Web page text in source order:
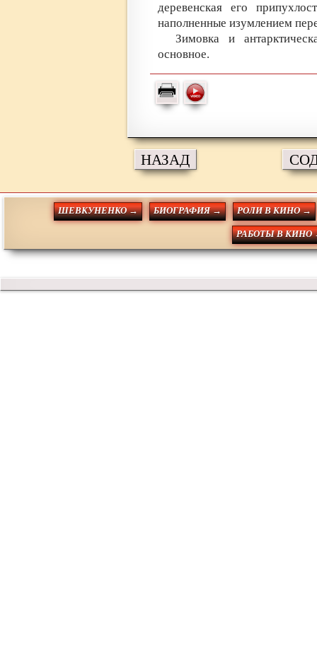
деревенская его
наполненные изумлением
Зимовка и
основное.
НАЗАД
ШЕВКУНЕНКО → БИОГРАФИЯ → РОЛИ В КИНО →
РАБОТЫ В КИНО